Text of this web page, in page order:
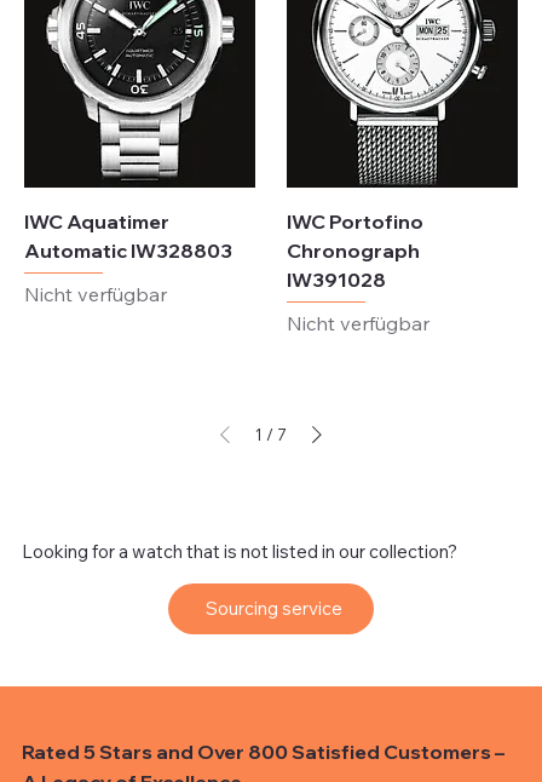
Looking for a watch that is not listed in our collection?
Sourcing service
IWC Aquatimer
Automatic IW328803
Nicht verfügbar
IWC Portofino
Chronograph
IW391028
Nicht verfügbar
1 / 7
Rated 5 Stars and Over 800 Satisfied Customers –